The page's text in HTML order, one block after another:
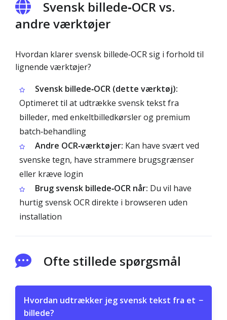
Svensk billede‑OCR vs.
andre værktøjer
Hvordan klarer svensk billede‑OCR sig i forhold til
lignende værktøjer?
Svensk billede‑OCR (dette værktøj):
Optimeret til at udtrække svensk tekst fra
billeder, med enkeltbilledkørsler og premium
batch‑behandling
Andre OCR‑værktøjer: Kan have svært ved
svenske tegn, have strammere brugsgrænser
eller kræve login
Brug svensk billede‑OCR når: Du vil have
hurtig svensk OCR direkte i browseren uden
installation
Ofte stillede spørgsmål
Hvordan udtrækker jeg svensk tekst fra et
billede?
−